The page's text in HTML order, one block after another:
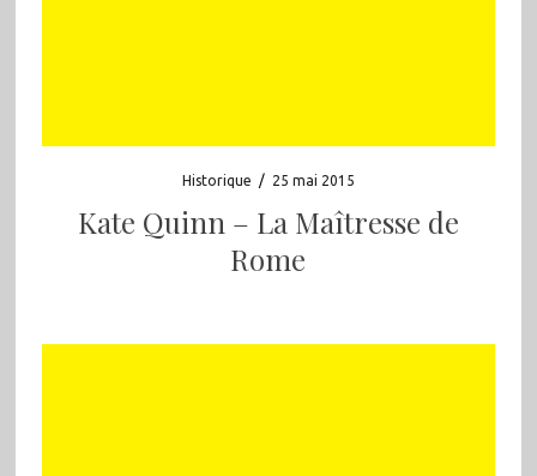
Historique / 25 mai 2015
Kate Quinn – La Maîtresse de
Rome